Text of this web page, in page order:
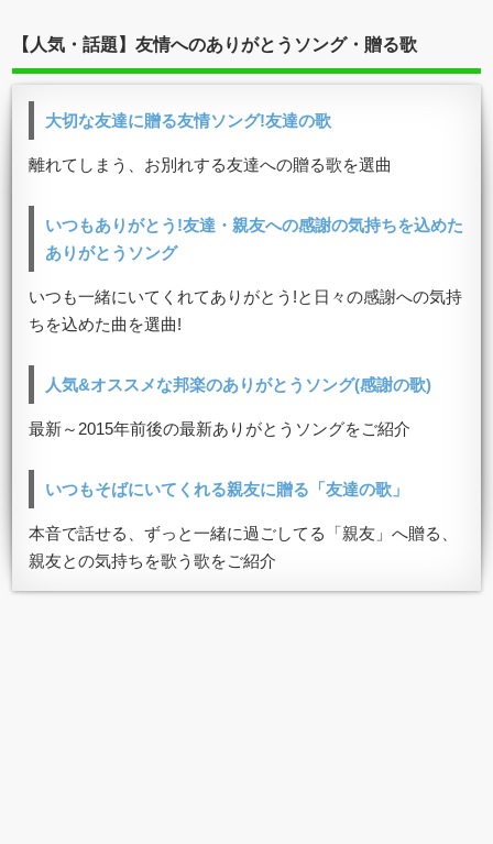
【人気・話題】友情へのありがとうソング・贈る歌
大切な友達に贈る友情ソング!友達の歌
離れてしまう、お別れする友達への贈る歌を選曲
いつもありがとう!友達・親友への感謝の気持ちを込めた
ありがとうソング
いつも一緒にいてくれてありがとう!と日々の感謝への気持
ちを込めた曲を選曲!
人気&オススメな邦楽のありがとうソング(感謝の歌)
最新～2015年前後の最新ありがとうソングをご紹介
いつもそばにいてくれる親友に贈る「友達の歌」
本音で話せる、ずっと一緒に過ごしてる「親友」へ贈る、
親友との気持ちを歌う歌をご紹介